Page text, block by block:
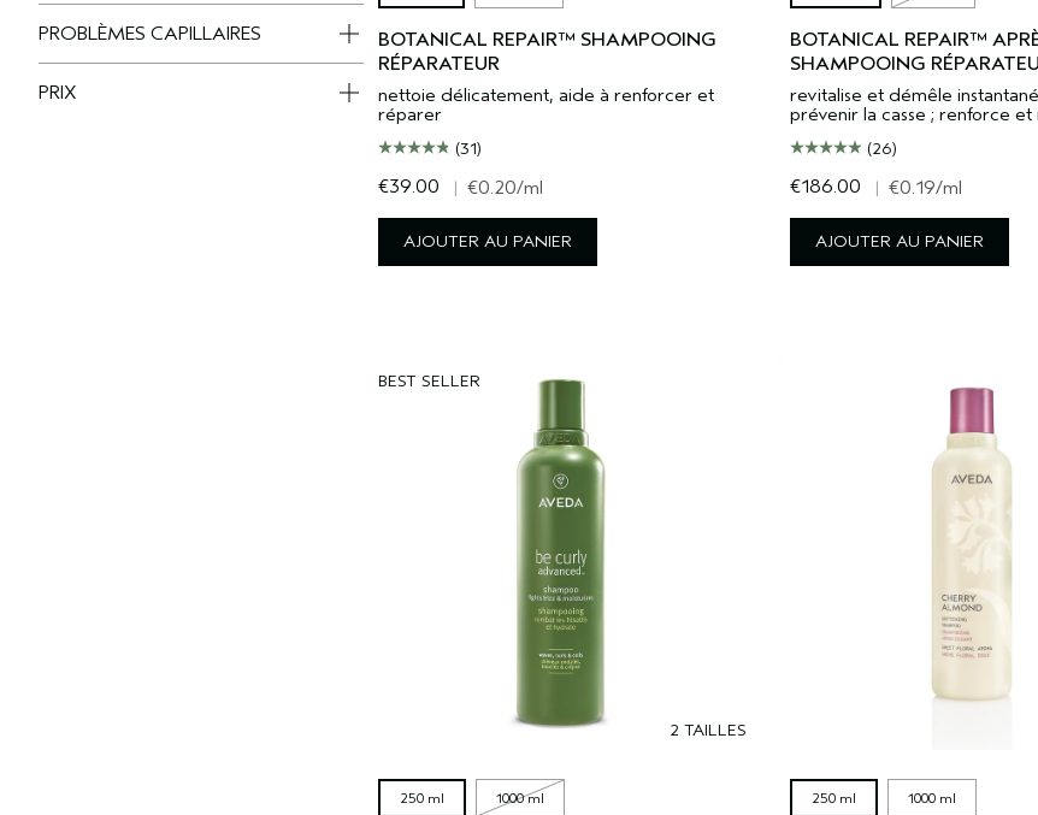
PROBLÈMES CAPILLAIRES
PRIX
BOTANICAL REPAIR™ SHAMPOOING
RÉPARATEUR
nettoie délicatement, aide à renforcer et
réparer
(31)
€39.00 | €0.20/ml
AJOUTER AU PANIER
BOTANICAL REPAIR™
SHAMPOOING
revitalise et démêle
prévenir la casse ; renforce
(26)
€186.00 | €0.19/ml
AJOUTER AU PANIER
BEST SELLER
2 TAILLES
250 ml 1000 ml 250 ml 1000 ml